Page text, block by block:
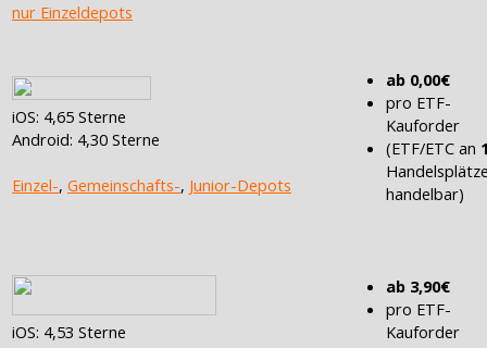
nur Einzeldepots
iOS: 4,65 Sterne
Android: 4,30 Sterne
Einzel-, Gemeinschafts-, Junior-Depots
ab 0,00€
pro ETF-
Kauforder
(ETF/ETC an
handelbar)
iOS: 4,53 Sterne
ab 3,90€
pro ETF-
Kauforder